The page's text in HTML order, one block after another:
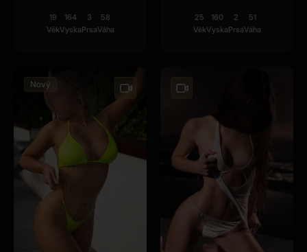
19
Věk
164
Vyska
3
Prsa
58
Váha
25
Věk
160
Vyska
2
Prsa
51
Váha
Nový